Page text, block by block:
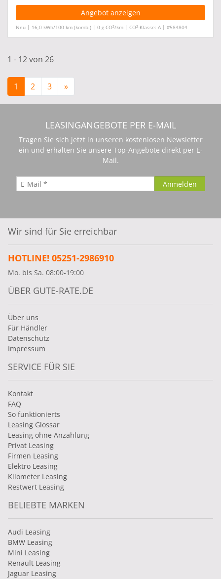
Angebot anzeigen
Neu | 16,0 kWh/100 km (komb.) | 0 g CO2/km | CO2-Klasse: A | #584804
1 - 12 von 26
1 2 3 »
LEASINGANGEBOTE PER E-MAIL
Tragen Sie sich jetzt in unseren kostenlosen Newsletter
ein und erhalten Sie unsere Top-Angebote direkt per E-
Mail.
Wir sind für Sie erreichbar
HOTLINE! 05251-2986910
Mo. bis Sa. 08:00-19:00
ÜBER GUTE-RATE.DE
Über uns
Für Händler
Datenschutz
Impressum
SERVICE FÜR SIE
Kontakt
FAQ
So funktionierts
Leasing Glossar
Leasing ohne Anzahlung
Privat Leasing
Firmen Leasing
Elektro Leasing
Kilometer Leasing
Restwert Leasing
BELIEBTE MARKEN
Audi Leasing
BMW Leasing
Mini Leasing
Renault Leasing
Jaguar Leasing